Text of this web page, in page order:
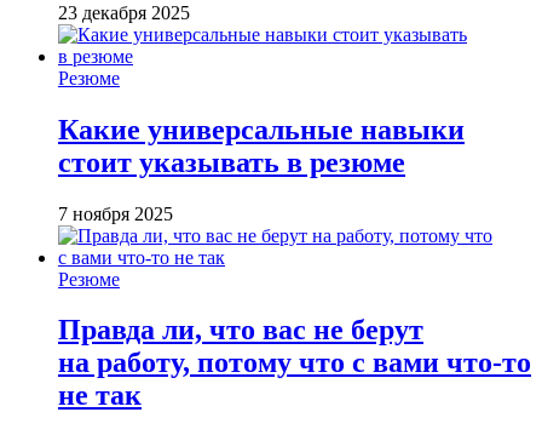
23 декабря 2025
Резюме
Какие универсальные навыки
стоит указывать в резюме
7 ноября 2025
Резюме
Правда ли, что вас не берут
на работу, потому что с вами что-то
не так